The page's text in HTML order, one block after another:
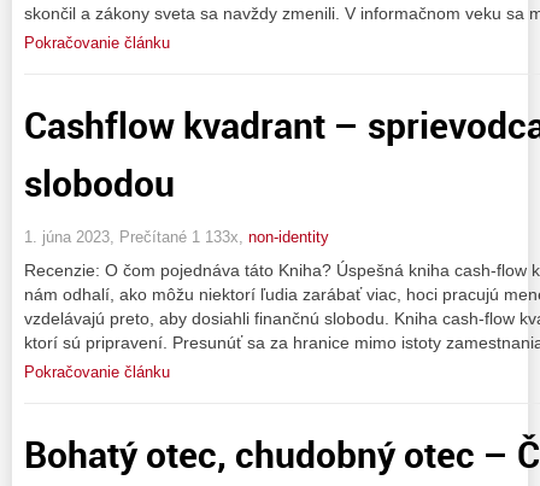
skončil a zákony sveta sa navždy zmenili. V informačnom veku sa
Pokračovanie článku
Cashflow kvadrant –
slobodou
1. júna 2023, Prečítané 1 133x, non-identity
Recenzie: O čom pojednáva táto Kniha? Úspešná kniha cash-flow
nám odhalí, ako môžu niektorí ľudia zarábať viac, hoci pracujú
vzdelávajú preto, aby dosiahli finančnú slobodu. Kniha cash-flow
ktorí sú pripravení. Presunúť sa za hranice mimo istoty
Pokračovanie článku
Bohatý otec, chudobný otec –